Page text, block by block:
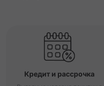
Кредит и рассрочка